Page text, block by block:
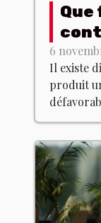
Que
6
Il existe
produit